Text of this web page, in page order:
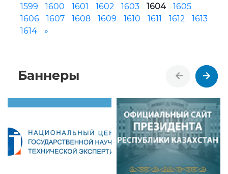
1599
1600 1601 1602 1603 1604
1605
1606
1607 1608 1609 1610 1611 1612
1613
1614
»
Баннеры